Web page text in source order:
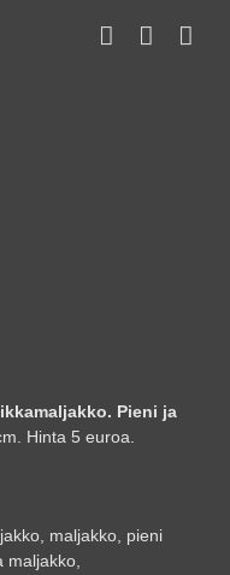
Pieni ja
Hinta 5 euroa.
maljakko pieni
maljakko